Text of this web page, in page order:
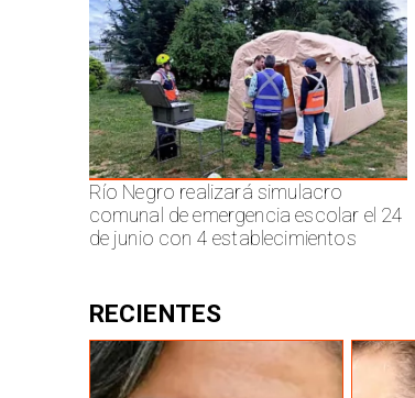
Río Negro realizará simulacro
comunal de emergencia escolar el 24
de junio con 4 establecimientos
RECIENTES